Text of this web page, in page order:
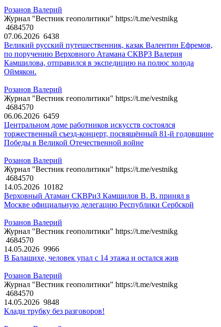
Розанов Валерий
Журнал "Вестник геополитики" https://t.me/vestnikg
4684570
07.06.2026 6438
Великий русский путешественник, казак Валентин Ефремов,
по поручению Верховного Атамана СКВРЗ Валерия
Камшилова, отправился в экспедицию на полюс холода
Оймякон.
Розанов Валерий
Журнал "Вестник геополитики" https://t.me/vestnikg
4684570
06.06.2026 6459
Центральном доме работников искусств состоялся
торжественный съезд-концерт, посвящённый 81-й годовщине
Победы в Великой Отечественной войне
Розанов Валерий
Журнал "Вестник геополитики" https://t.me/vestnikg
4684570
14.05.2026 10182
Верховный Атаман СКВРиЗ Камшилов В. В. принял в
Москве официальную делегацию Республики Сербской
Розанов Валерий
Журнал "Вестник геополитики" https://t.me/vestnikg
4684570
14.05.2026 9966
В Балашихе, человек упал с 14 этажа и остался жив
Розанов Валерий
Журнал "Вестник геополитики" https://t.me/vestnikg
4684570
14.05.2026 9848
Клади трубку без разговоров!